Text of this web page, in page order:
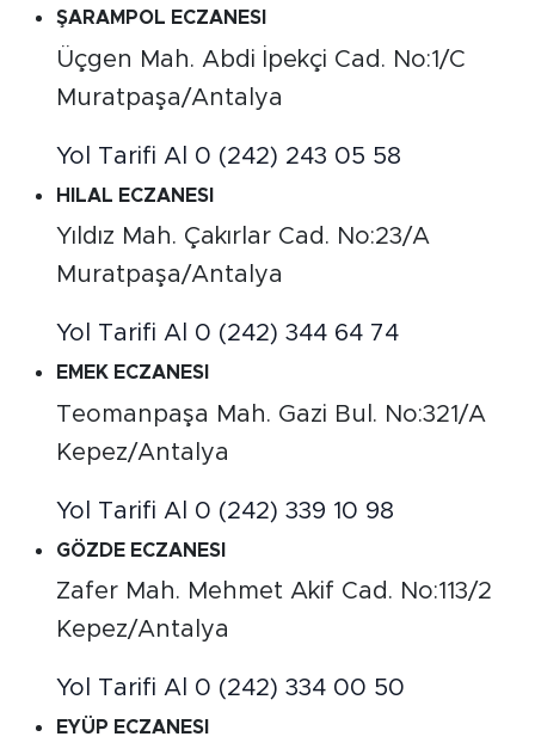
ŞARAMPOL ECZANESI
Üçgen Mah. Abdi İpekçi Cad. No:1/C
Muratpaşa/Antalya
Yol Tarifi Al 0 (242) 243 05 58
HILAL ECZANESI
Yıldız Mah. Çakırlar Cad. No:23/A
Muratpaşa/Antalya
Yol Tarifi Al 0 (242) 344 64 74
EMEK ECZANESI
Teomanpaşa Mah. Gazi Bul. No:321/A
Kepez/Antalya
Yol Tarifi Al 0 (242) 339 10 98
GÖZDE ECZANESI
Zafer Mah. Mehmet Akif Cad. No:113/2
Kepez/Antalya
Yol Tarifi Al 0 (242) 334 00 50
EYÜP ECZANESI